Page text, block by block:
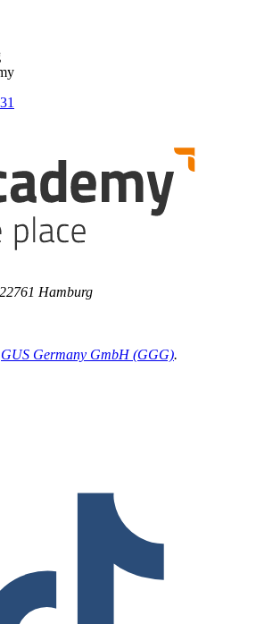
Hamburg
GUS Germany GmbH (GGG).